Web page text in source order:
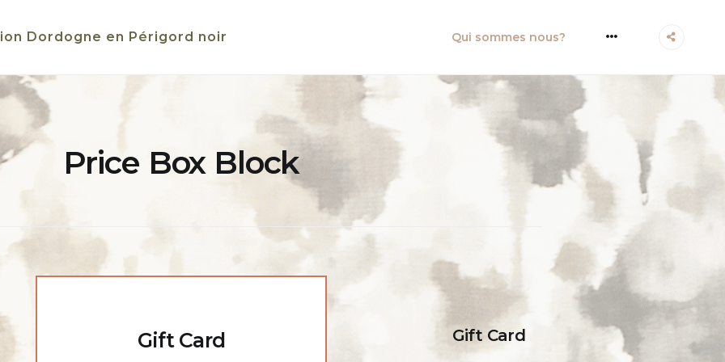
Dordogne en Périgord noir Qui sommes nous? More
Price Box Block
Gift Card
Gift Card